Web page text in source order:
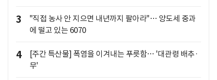
3
"직접 농사 안 지으면 내년까지 팔아라"… 양도세 중과
에 떨고 있는 6070
4
[주간 특산물] 폭염을 이겨내는 푸릇함… '대관령 배추·
무'